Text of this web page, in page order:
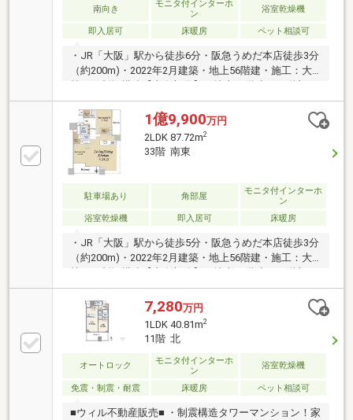
リーンステーションあり
南向き
モニタ付インターホ
ン
浴室乾燥機
即入居可 床暖房 ペット相談可
・JR「大阪」駅から徒歩6分・阪急うめだ本店徒歩3分
（約200m)・2022年2月建築・地上56階建・施工：大
分・南向住戸・3LDK、75.80m2・ディスポーザー・
WIC有・浴室乾燥機・ペット飼育可（規約による）
【共用施設など】・コンシェルジュサービス・フィッ
トネスルーム・パーティールーム（有料）・テレワー
クラウンジ（有料の場合があります）・スカイラウン
ジ・24時間ゴミ出し可
1億9,900万円
2LDK 87.72m2
33階 南東
駐車場あり 角部屋
モニタ付インターホ
ン
浴室乾燥機
即入居可 床暖房
・JR「大阪」駅から徒歩5分・阪急うめだ本店徒歩3分
（約200m)・2022年2月建築・地上56階建・施工：大
分・南東角住戸・2LDK、87.72m2・LD・K広さ約24.2
帖・生ごみディスポーザー・ウォークインインクロゼ
ット2か所有・浴室換気乾燥機・ペット飼育可（規約
による）【共用施設充実】（一部有料）・コンシェル
ジュサービス・フィットネスルーム・パーティールー
ム・テレワークラウンジ・スカイラウンジ・各階クリ
7,280万円
1LDK 40.81m2
11階 北
オートロック
モニタ付インターホ
ン
浴室乾燥機
免震・制震・耐震 床暖房 ペット相談可
■ウィル不動産販売■ ・制震構造タワーマンション！家